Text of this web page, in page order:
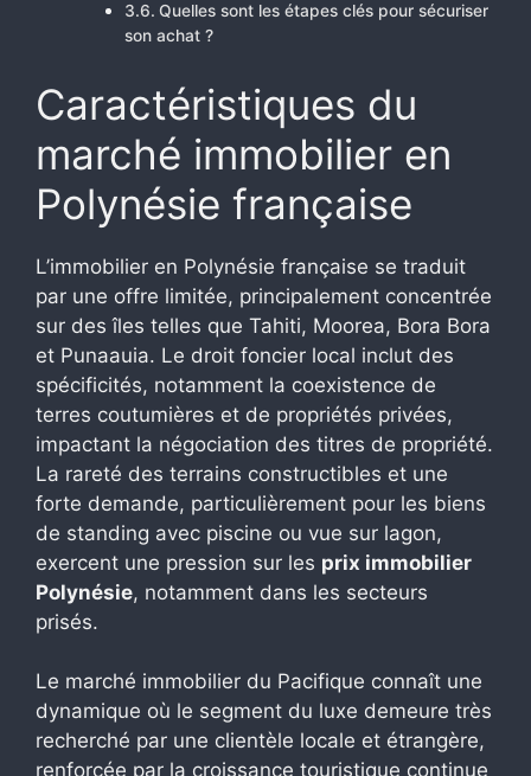
Quelles sont les étapes clés pour sécuriser
son achat ?
Caractéristiques du
marché immobilier en
Polynésie française
L’immobilier en Polynésie française se traduit
par une offre limitée, principalement concentrée
sur des îles telles que Tahiti, Moorea, Bora Bora
et Punaauia. Le droit foncier local inclut des
spécificités, notamment la coexistence de
terres coutumières et de propriétés privées,
impactant la négociation des titres de propriété.
La rareté des terrains constructibles et une
forte demande, particulièrement pour les biens
de standing avec piscine ou vue sur lagon,
exercent une pression sur les prix immobilier
Polynésie, notamment dans les secteurs
prisés.
Le marché immobilier du Pacifique connaît une
dynamique où le segment du luxe demeure très
recherché par une clientèle locale et étrangère,
renforcée par la croissance touristique continue